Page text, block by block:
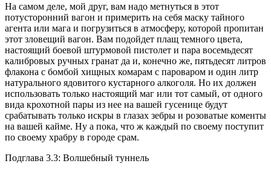
На самом деле, мой друг, вам надо метнуться в этот
потусторонний вагон и примерить на себя маску тайного
агента или мага и погрузиться в атмосферу, которой пропитан
этот зловещий вагон. Вам подойдет плащ темного цвета,
настоящий боевой штурмовой пистолет и пара восемьдесят
калибровых ручных гранат да и, конечно же, пятьдесят литров
флакона с бомбой хищных комарам с пароваром и один литр
натурального ядовитого кустарного алкоголя. Но их должен
использовать только настоящий маг или тот самый, от одного
вида крохотной пары из нее на вашей гусенице будут
срабатывать только искры в глазах зебры и розоватые коменты
на вашей кайме. Ну а пока, что ж каждый по своему поступит
по своему храбру в городе срам.
Подглава 3.3: Волшебный туннель